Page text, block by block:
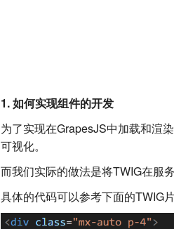
1. 如何实现组件的开发
为了实现在GrapesJS中加载和渲
可视化。
而我们实际的做法是将TWIG在服
具体的代码可以参考下面的TWIG